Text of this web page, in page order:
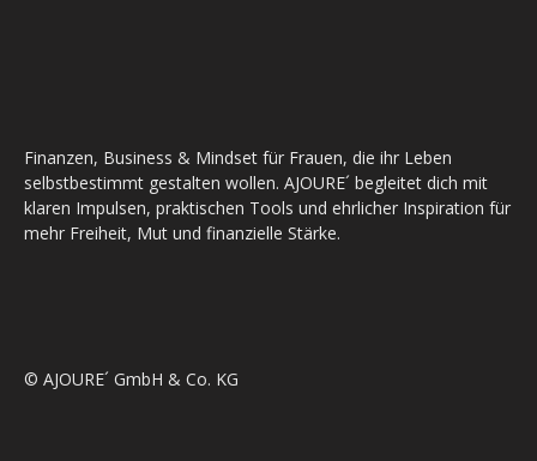
Finanzen, Business & Mindset für Frauen, die ihr Leben
selbstbestimmt gestalten wollen. AJOURE´ begleitet dich mit
klaren Impulsen, praktischen Tools und ehrlicher Inspiration für
mehr Freiheit, Mut und finanzielle Stärke.
© AJOURE´ GmbH & Co. KG